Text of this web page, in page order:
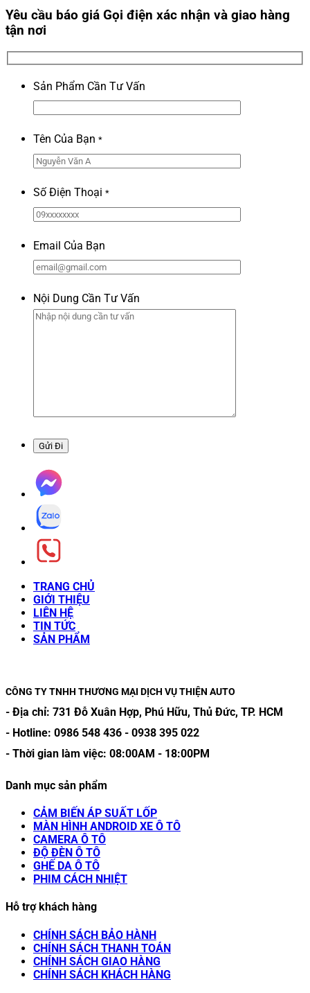
Yêu cầu báo giá Gọi điện xác nhận và giao hàng
tận nơi
Sản Phẩm Cần Tư Vấn
Tên Của Bạn *
Số Điện Thoại *
Email Của Bạn
Nội Dung Cần Tư Vấn
TRANG CHỦ
GIỚI THIỆU
LIÊN HỆ
TIN TỨC
SẢN PHẨM
CÔNG TY TNHH THƯƠNG MẠI DỊCH VỤ THIỆN AUTO
- Địa chỉ: 731 Đỗ Xuân Hợp, Phú Hữu, Thủ Đức, TP. HCM
- Hotline: 0986 548 436 - 0938 395 022
- Thời gian làm việc: 08:00AM - 18:00PM
Danh mục sản phẩm
CẢM BIẾN ÁP SUẤT LỐP
MÀN HÌNH ANDROID XE Ô TÔ
CAMERA Ô TÔ
ĐỘ ĐÈN Ô TÔ
GHẾ DA Ô TÔ
PHIM CÁCH NHIỆT
Hỗ trợ khách hàng
CHÍNH SÁCH BẢO HÀNH
CHÍNH SÁCH THANH TOÁN
CHÍNH SÁCH GIAO HÀNG
CHÍNH SÁCH KHÁCH HÀNG